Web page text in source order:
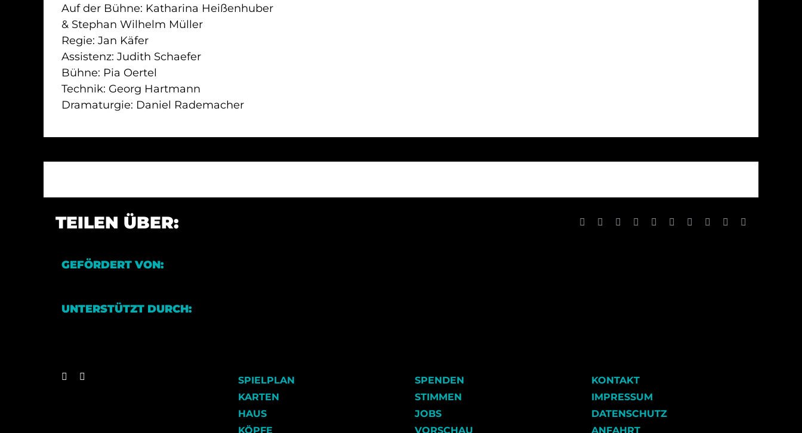
Auf der Bühne: Katharina Heißenhuber
& Stephan Wilhelm Müller
Regie: Jan Käfer
Assistenz: Judith Schaefer
Bühne: Pia Oertel
Technik: Georg Hartmann
Dramaturgie: Daniel Rademacher
TEILEN ÜBER: Facebook Reddit LinkedInWhatsApp
TumblrPinterest Xing
GEFÖRDERT VON:
UNTERSTÜTZT DURCH:
SPIELPLAN
KARTEN
HAUS
KÖPFE
SPENDEN
STIMMEN
JOBS
VORSCHAU
KONTAKT
IMPRESSUM
DATENSCHUTZ
ANFAHRT